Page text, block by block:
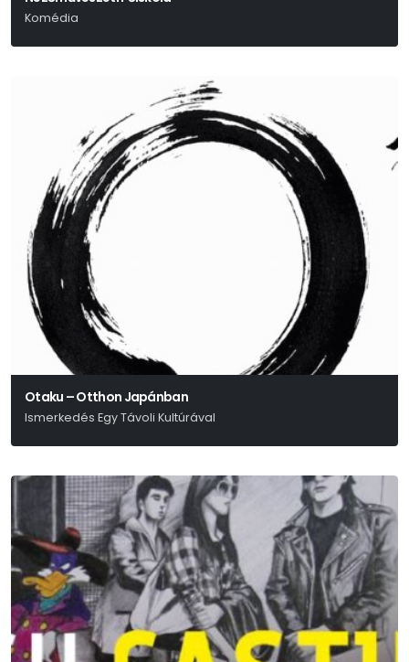
Komédia
Otaku – Otthon Japánban
Ismerkedés Egy Távoli Kultúrával